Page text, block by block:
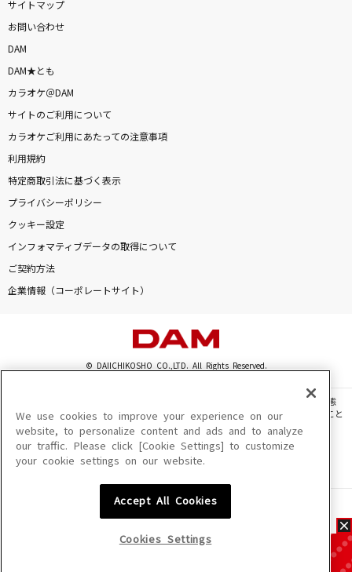
サイトマップ
お問い合わせ
DAM
DAM★とも
カラオケ＠DAM
サイトのご利用について
カラオケご利用にあたっての注意事項
利用規約
特定商取引法に基づく表示
プライバシーポリシー
クッキー設定
インフォマティブデータの取得について
ご契約方法
企業情報（コーポレートサイト）
© DAIICHIKOSHO CO.,LTD. All Rights Reserved.
このサイトに掲載されている一切の文章・画像・写真・動画・音声等を、手段や形態
を問わず、著作権法の定める範囲を超えて無断で複製、転載、ファイル化などすること
を禁じます。
楽曲及びコンテンツは、機種によりご利用いただけない場合があります。
楽曲及びコンテンツの配信日、配信内容が変更になる場合があります。
We use cookies to improve your experience on our
website, to personalize content and ads and to analyze
our traffic. Please click [Cookie Settings] to customize
your cookie settings on our website.
Accept All Cookies
Cookies Settings